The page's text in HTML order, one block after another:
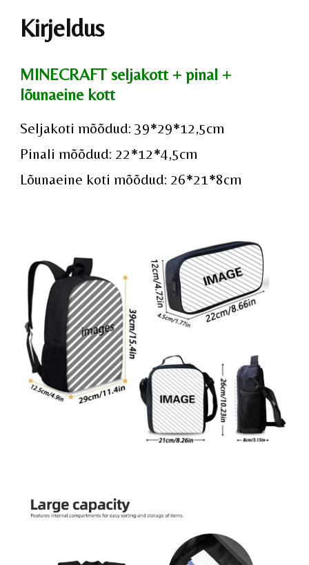
Kirjeldus
MINECRAFT seljakott + pinal +
lõunaeine kott
Seljakoti mõõdud: 39*29*12,5cm
Pinali mõõdud: 22*12*4,5cm
Lõunaeine koti mõõdud: 26*21*8cm